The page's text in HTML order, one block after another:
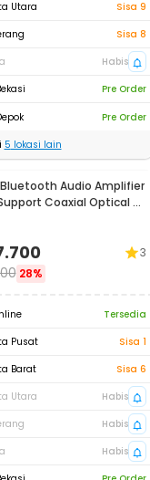
Utara
Sisa 9
Sisa 8
Habis
Pre Order
Pre Order
5 lokasi lain
Audio Amplifier
Coaxial Optical -
28%
3
Tersedia
Pusat
Sisa 1
Barat
Sisa 6
Utara
Habis
Habis
Habis